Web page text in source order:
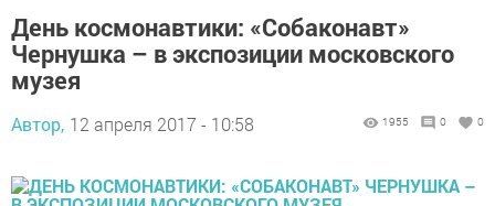
День космонавтики: «Собаконавт»
Чернушка – в экспозиции московского
музея
Автор, 12 апреля 2017 - 10:58 1955 0 0